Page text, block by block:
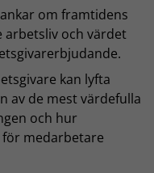
om framtidens
och värdet
kan lyfta
av de mest värdefulla
och hur
medarbetare